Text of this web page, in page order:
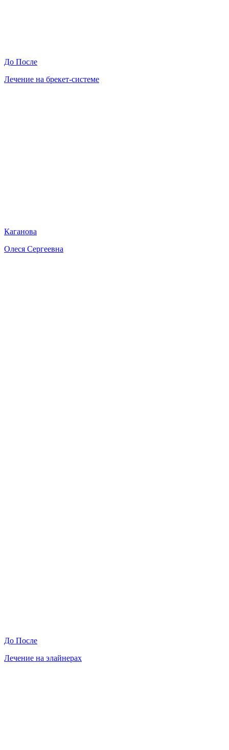
До После
Лечение на брекет-системе
Каганова
Олеся Сергеевна
До После
Лечение на элайнерах